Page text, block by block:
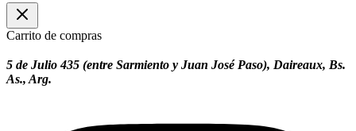
Carrito de compras
5 de Julio 435 (entre Sarmiento y Juan José Paso), Daireaux, Bs.
As., Arg.